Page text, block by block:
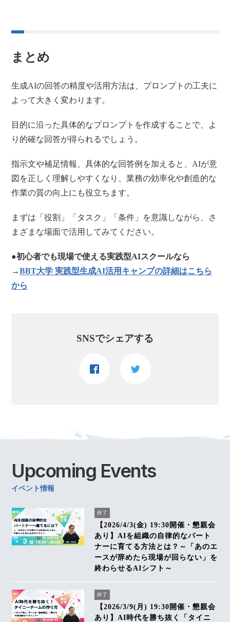
まとめ
生成AIの回答の精度や活用方法は、プロンプトの工夫に
よって大きく変わります。
目的に沿った具体的なプロンプトを作成することで、よ
り的確な回答が得られるでしょう。
指示文や補足情報、具体的な回答例を加えると、AIが意
図を正しく理解しやすくなり、業務の効率化や創造的な
作業の質の向上にも役立ちます。
まずは「役割」「タスク」「条件」を意識しながら、さ
まざまな場面で活用してみてください。
●初心者でも現場で使える実践型AIスクールなら
→BBT大学 実践型生成AI活用キャンプの詳細はこちら
から
SNSでシェアする
Upcoming Events
イベント情報
終了
【2026/4/3(金) 19:30開催・懇親会
あり】AIを組織の自律的なパート
ナーに育てる方法とは？～「あのエ
ースが辞めたら現場が回らない」を
終わらせるAIシフト～
終了
【2026/3/9(月) 19:30開催・懇親会
あり】AI時代を勝ち抜く「タイニ